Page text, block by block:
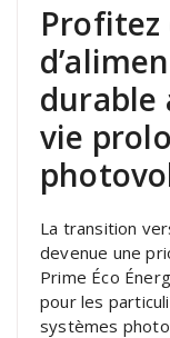
Profitez
durable
vie
La transition
devenue une
Prime Éco
pour les
systèmes